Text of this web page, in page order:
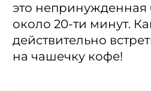
это непринужденная
около 20-ти минут.
действительно
на чашечку кофе!